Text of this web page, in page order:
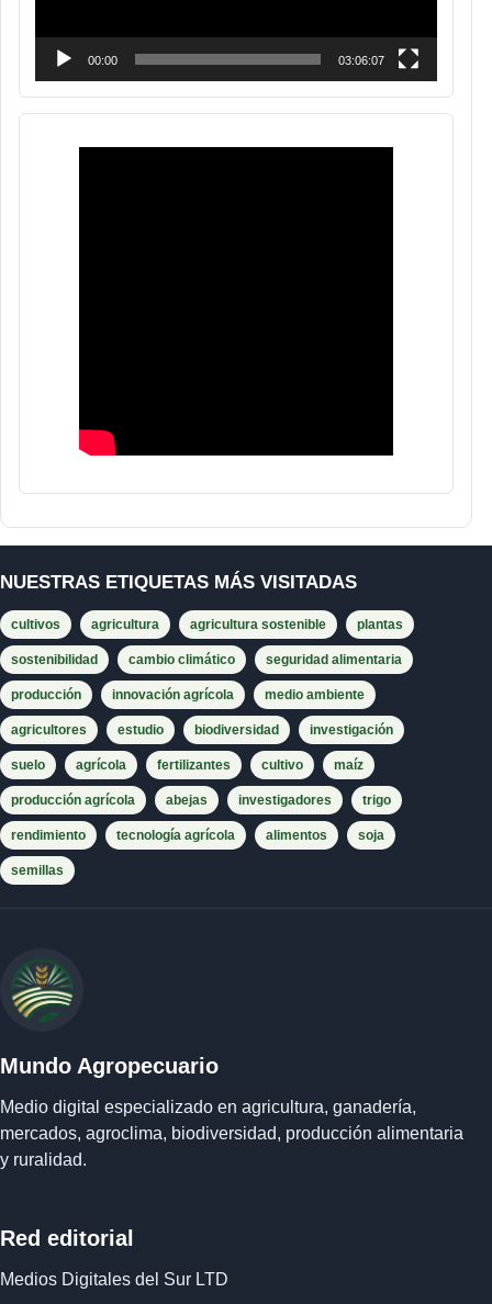
00:00 03:06:07
NUESTRAS ETIQUETAS MÁS VISITADAS
cultivos agricultura agricultura sostenible plantas
sostenibilidad cambio climático seguridad alimentaria
producción innovación agrícola medio ambiente
agricultores estudio biodiversidad investigación
suelo agrícola fertilizantes cultivo maíz
producción agrícola abejas investigadores trigo
rendimiento tecnología agrícola alimentos soja
semillas
Mundo Agropecuario
Medio digital especializado en agricultura, ganadería,
mercados, agroclima, biodiversidad, producción alimentaria
y ruralidad.
Red editorial
Medios Digitales del Sur LTD